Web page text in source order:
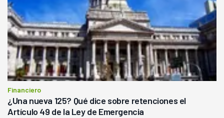
Financiero
¿Una nueva 125? Qué dice sobre retenciones el
Artículo 49 de la Ley de Emergencia